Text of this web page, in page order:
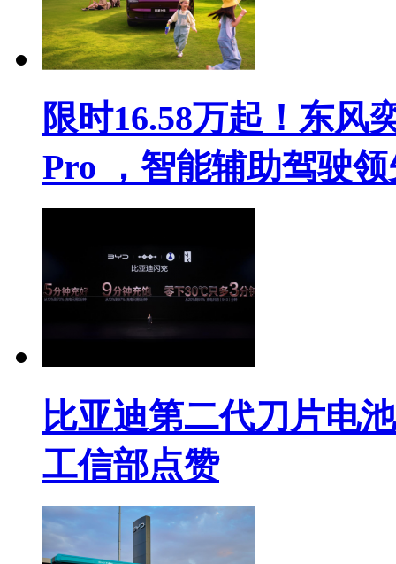
限时16.58万起！东风
Pro ，智能辅助驾驶
比亚迪第二代刀片电
工信部点赞